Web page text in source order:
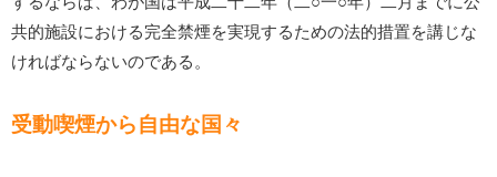
共的施設における完全禁煙を実現するための法的措置を講じな
ければならないのである。
受動喫煙から自由な国々